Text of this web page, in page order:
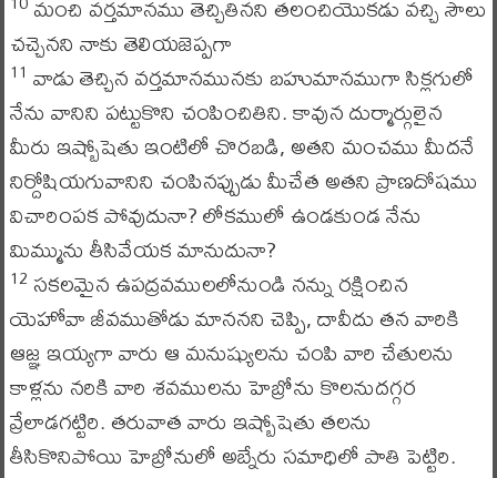
చచ్చెనని నాకు తెలియజెప్పగా
11 వాడు తెచ్చిన వర్తమానమునకు బహుమానముగా సిక్లగులో
నేను వానిని పట్టుకొని చంపించితిని. కావున దుర్మార్గులైన
మీరు ఇష్బోషెతు ఇంటిలో చొరబడి, అతని మంచము మీదనే
నిర్దోషియగువానిని చంపినప్పుడు మీచేత అతని ప్రాణదోషము
విచారింపక పోవుదునా? లోకములో ఉండకుండ నేను
మిమ్మును తీసివేయక మానుదునా?
12 సకలమైన ఉపద్రవములలోనుండి నన్ను రక్షించిన
యెహోవా జీవముతోడు మాననని చెప్పి, దావీదు తన వారికి
ఆజ్ఞ ఇయ్యగా వారు ఆ మనుష్యులను చంపి వారి చేతులను
కాళ్లను నరికి వారి శవములను హెబ్రోను కొలనుదగ్గర
వ్రేలాడగట్టిరి. తరువాత వారు ఇష్బోషెతు తలను
తీసికొనిపోయి హెబ్రోనులో అబ్నేరు సమాధిలో పాతి పెట్టిరి.